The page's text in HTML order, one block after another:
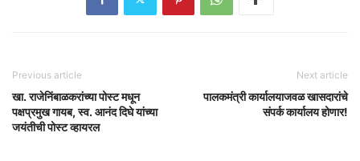
Previous article
खा. राजेनिंबाळकरांच्या पोस्ट मधून
पक्षप्रमुख गायब, स्व. आनंद दिघे यांच्या
जयंतीची पोस्ट व्हायरल
Next article
पालकमंत्री कार्यालयाजवळ खासदारांचे
संपर्क कार्यालय होणार!